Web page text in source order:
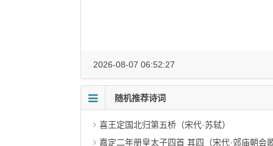
2026-08-07 06:52:27
随机推荐诗词
喜王定国北归第五桥（宋代·苏轼）
嘉定二年册皇太子四首 其四（宋代·郊庙朝会